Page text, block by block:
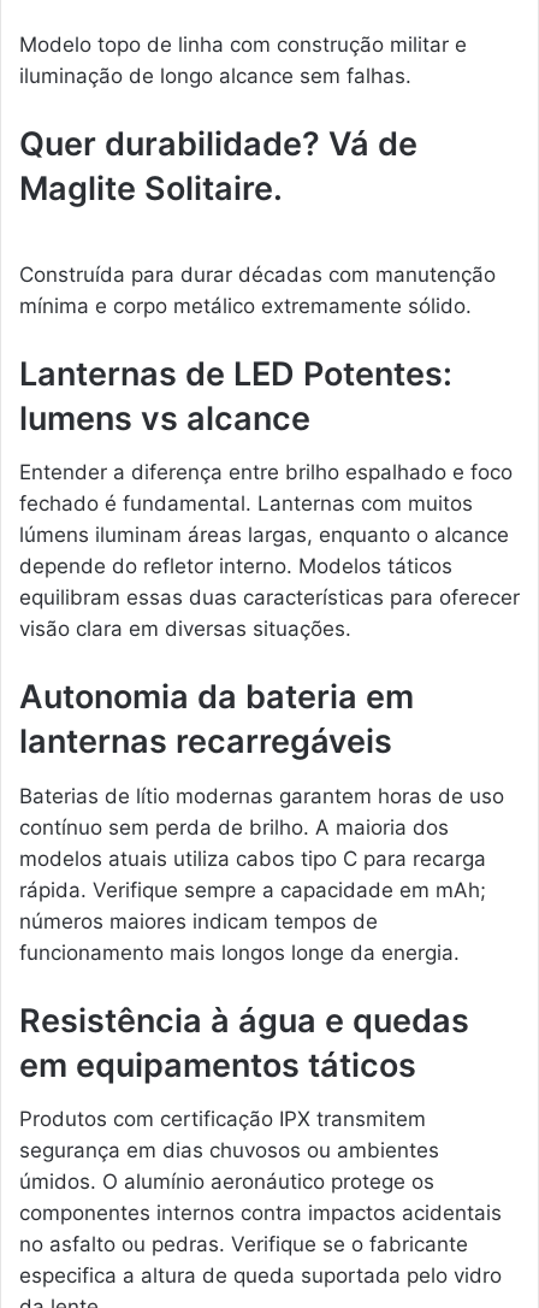
Modelo topo de linha com construção militar e
iluminação de longo alcance sem falhas.
Quer durabilidade? Vá de
Maglite Solitaire.
Construída para durar décadas com manutenção
mínima e corpo metálico extremamente sólido.
Lanternas de LED Potentes:
lumens vs alcance
Entender a diferença entre brilho espalhado e foco
fechado é fundamental. Lanternas com muitos
lúmens iluminam áreas largas, enquanto o alcance
depende do refletor interno. Modelos táticos
equilibram essas duas características para oferecer
visão clara em diversas situações.
Autonomia da bateria em
lanternas recarregáveis
Baterias de lítio modernas garantem horas de uso
contínuo sem perda de brilho. A maioria dos
modelos atuais utiliza cabos tipo C para recarga
rápida. Verifique sempre a capacidade em mAh;
números maiores indicam tempos de
funcionamento mais longos longe da energia.
Resistência à água e quedas
em equipamentos táticos
Produtos com certificação IPX transmitem
segurança em dias chuvosos ou ambientes
úmidos. O alumínio aeronáutico protege os
componentes internos contra impactos acidentais
no asfalto ou pedras. Verifique se o fabricante
especifica a altura de queda suportada pelo vidro